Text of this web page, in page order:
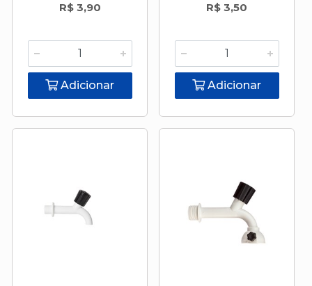
R$ 3,90
Adicionar
R$ 3,50
Adicionar